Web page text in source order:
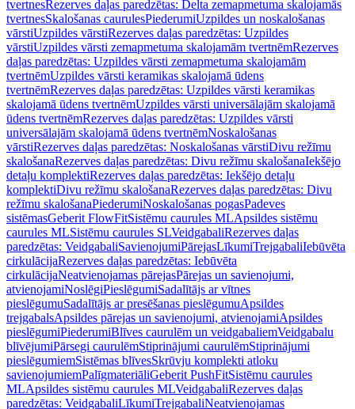
tvertnesRezerves daļas paredzētas: Delta zemapmetuma skalojamās
tvertnesSkalošanas caurulesPiederumiUzpildes un noskalošanas
vārstiUzpildes vārstiRezerves daļas paredzētas: Uzpildes
vārstiUzpildes vārsti zemapmetuma skalojamām tvertnēmRezerves
daļas paredzētas: Uzpildes vārsti zemapmetuma skalojamām
tvertnēmUzpildes vārsti keramikas skalojamā ūdens
tvertnēmRezerves daļas paredzētas: Uzpildes vārsti keramikas
skalojamā ūdens tvertnēmUzpildes vārsti universālajām skalojamā
ūdens tvertnēmRezerves daļas paredzētas: Uzpildes vārsti
universālajām skalojamā ūdens tvertnēmNoskalošanas
vārstiRezerves daļas paredzētas: Noskalošanas vārstiDivu režīmu
skalošanaRezerves daļas paredzētas: Divu režīmu skalošanaIekšējo
detaļu komplektiRezerves daļas paredzētas: Iekšējo detaļu
komplektiDivu režīmu skalošanaRezerves daļas paredzētas: Divu
režīmu skalošanaPiederumiNoskalošanas pogasPadeves
sistēmasGeberit FlowFitSistēmu caurules MLApsildes sistēmu
caurules MLSistēmu caurules SLVeidgabaliRezerves daļas
paredzētas: VeidgabaliSavienojumiPārejasLīkumiTrejgabaliIebūvēta
cirkulācijaRezerves daļas paredzētas: Iebūvēta
cirkulācijaNeatvienojamas pārejasPārejas un savienojumi,
atvienojamiNoslēgiPieslēgumiSadalītājs ar vītnes
pieslēgumuSadalītājs ar presēšanas pieslēgumuApsildes
trejgabalsApsildes pārejas un savienojumi, atvienojamiApsildes
pieslēgumiPiederumiBlīves caurulēm un veidgabaliemVeidgabalu
blīvējumiPārsegi caurulēmStiprinājumi caurulēmStiprinājumi
pieslēgumiemSistēmas blīvesSkrūvju komplekti atloku
savienojumiemPalīgmateriāliGeberit PushFitSistēmu caurules
MLApsildes sistēmu caurules MLVeidgabaliRezerves daļas
paredzētas: VeidgabaliLīkumiTrejgabaliNeatvienojamas